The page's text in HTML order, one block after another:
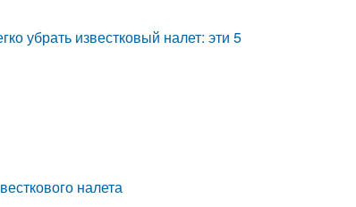
убрать известковый налет: эти 5
налета